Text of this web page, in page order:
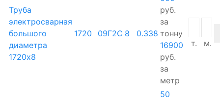
Труба
электросварная
большого
диаметра
1720х8
1720 09Г2С 8 0.338
руб.
за
тонну
16900
руб.
за
метр
т. м.
50